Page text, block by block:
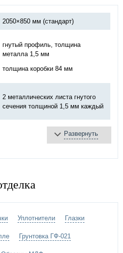
2050×850 мм (стандарт)
гнутый профиль, толщина
металла 1,5 мм
толщина коробки 84 мм
2 металлических листа гнутого
сечения толщиной 1,5 мм каждый
базальтовая плита
терморасширяющаяся
«DOORLOCK»
диаметром 20 мм
порошковое напыление –
Развернуть
Уплотнители Глазки
Грунтовка ГФ-021